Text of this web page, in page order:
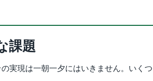
課題
実現は一朝一夕にはいきません。いくつ